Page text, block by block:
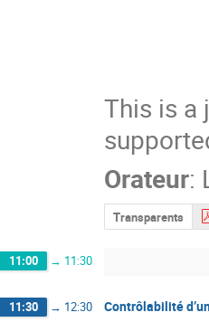
This is a
Orateur:
Transparents
11:00 → 11:30
11:30 → 12:30 Contrôlabilité